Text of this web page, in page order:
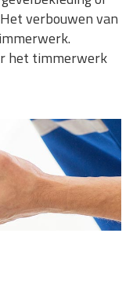
verbouwen van
het timmerwerk